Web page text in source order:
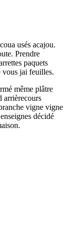
usés acajou.
Prendre
paquets
vous jai feuilles.
même plâtre
arrièrecours
vigne vigne
décidé